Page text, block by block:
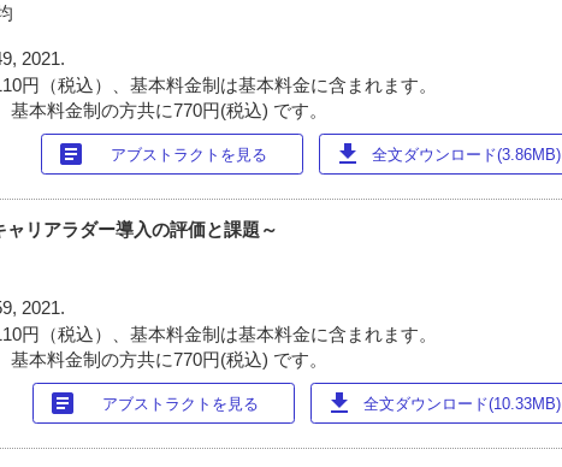
2021.
円（税込）、基本料金制は基本料金に含まれます。
本料金制の方共に770円(税込) です。
article アブストラクトを見る download 全文ダウンロード(3.86MB)
リアラダー導入の評価と課題～
2021.
円（税込）、基本料金制は基本料金に含まれます。
本料金制の方共に770円(税込) です。
article アブストラクトを見る download 全文ダウンロード(10.33MB)